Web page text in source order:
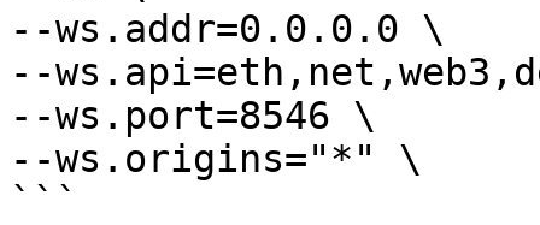
--ws.addr=0.0.0.0 \
--
--ws.port=8546 \
--ws.origins="*" \
```